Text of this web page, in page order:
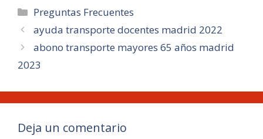
Categorías
Preguntas Frecuentes
ayuda transporte docentes madrid 2022
abono transporte mayores 65 años madrid
2023
Deja un comentario